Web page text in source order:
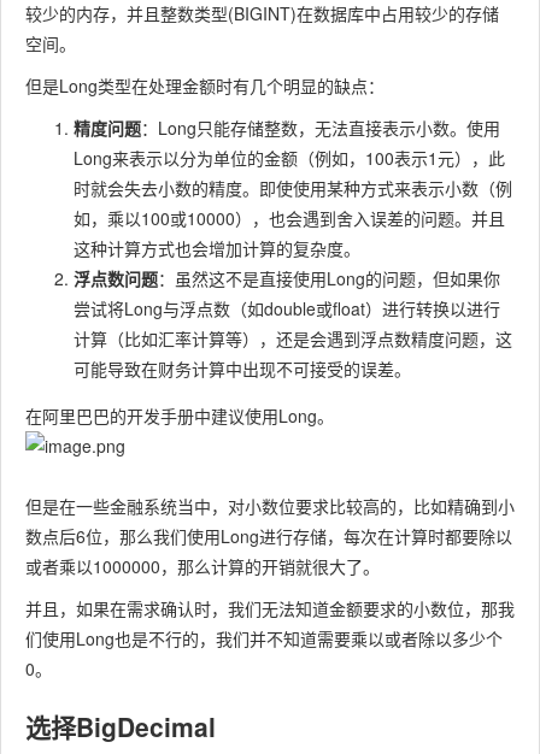
较少的内存，并且整数类型(BIGINT)在数据库中占用较少的存储
空间。
但是Long类型在处理金额时有几个明显的缺点：
精度问题： Long只能存储整数，无法直接表示小数。使用
Long来表示以分为单位的金额（例如，100表示1元），此
时就会失去小数的精度。即使使用某种方式来表示小数（例
如，乘以100或10000），也会遇到舍入误差的问题。并且
这种计算方式也会增加计算的复杂度。
浮点数问题：虽然这不是直接使用Long的问题，但如果你
尝试将Long与浮点数（如double或float）进行转换以进行
计算（比如汇率计算等），还是会遇到浮点数精度问题，这
可能导致在财务计算中出现不可接受的误差。
在阿里巴巴的开发手册中建议使用Long。
但是在一些金融系统当中，对小数位要求比较高的，比如精确到小
数点后6位，那么我们使用Long进行存储，每次在计算时都要除以
或者乘以1000000，那么计算的开销就很大了。
并且，如果在需求确认时，我们无法知道金额要求的小数位，那我
们使用Long也是不行的，我们并不知道需要乘以或者除以多少个
0。
选择BigDecimal